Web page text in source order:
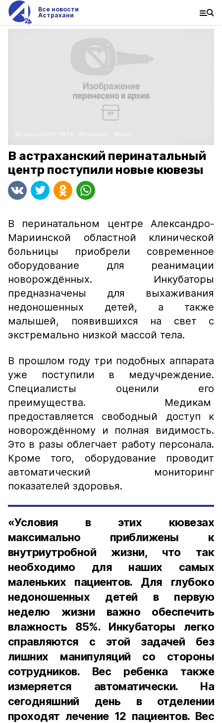
Все новости
Астрахани
В астраханский перинатальный
центр поступили новые кювезы
В перинатальном центре Александро-
Мариинской областной клинической
больницы приобрели современное
оборудование для реанимации
новорождённых. Инкубаторы
предназначены для выхаживания
недоношенных детей, а также
малышей, появившихся на свет с
экстремально низкой массой тела.
В прошлом году три подобных аппарата
уже поступили в медучреждение.
Специалисты оценили его
преимущества. Медикам
предоставляется свободный доступ к
новорождённому и полная видимость.
Это в разы облегчает работу персонала.
Кроме того, оборудование проводит
автоматический мониторинг
показателей здоровья.
«Условия в этих кювезах
максимально приближены к
внутриутробной жизни, что так
необходимо для наших самых
маленьких пациентов. Для глубоко
недоношенных детей в первую
неделю жизни важно обеспечить
влажность 85%. Инкубаторы легко
справляются с этой задачей без
лишних манипуляций со стороны
сотрудников. Вес ребенка также
измеряется автоматически. На
сегодняшний день в отделении
проходят лечение 12 пациентов. Вес